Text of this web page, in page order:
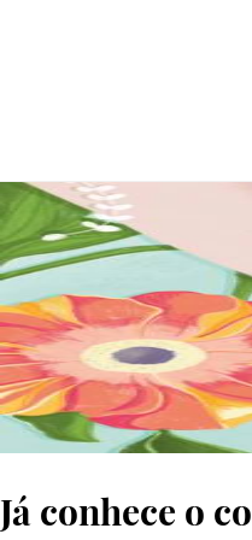
Já conhece o